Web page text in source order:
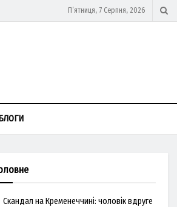
П’ятниця, 7 Серпня, 2026
Скандал на Кременеччині: чоловік вдруге